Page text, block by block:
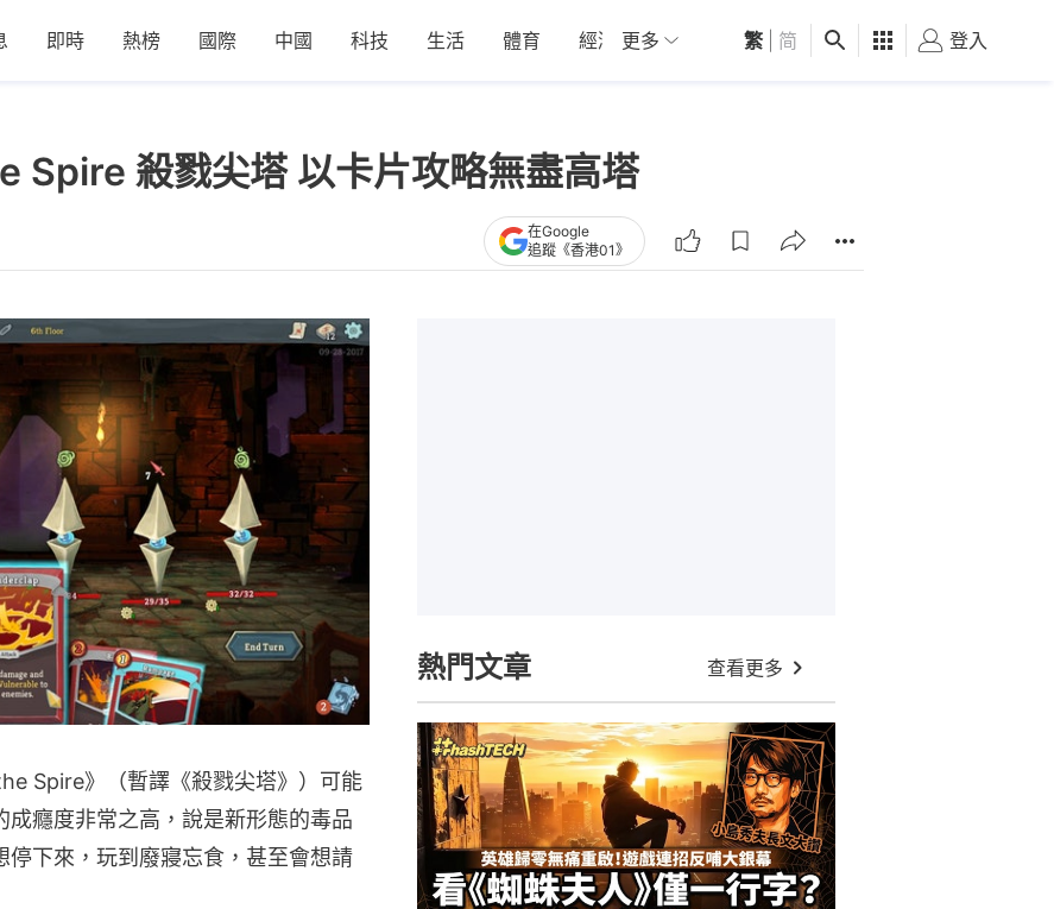
即時 熱榜 國際 中國 科技 生活 體育 經濟 01深圳 觀點 健康 好食玩飛
更多 繁 简 登入
Spire 殺戮尖塔 以卡片攻略無盡高塔
在Google
追蹤《香港01》
Spire》（暫譯《殺戮尖塔》）可能
癮度非常之高，說是新形態的毒品
下來，玩到廢寢忘食，甚至會想請
熱門文章 查看更多